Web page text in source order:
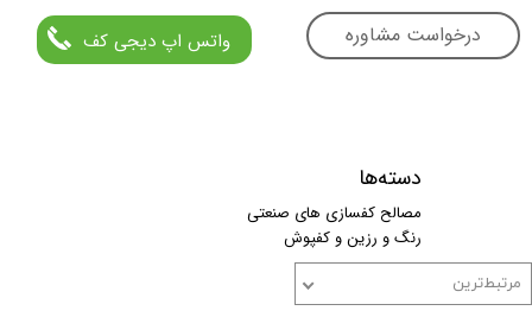
درخواست مشاوره واتس اپ دیجی کف
دسته‌ها
مصالح کفسازی های صنعتی
رنگ و رزین و کفپوش
مرتبط‌ترین